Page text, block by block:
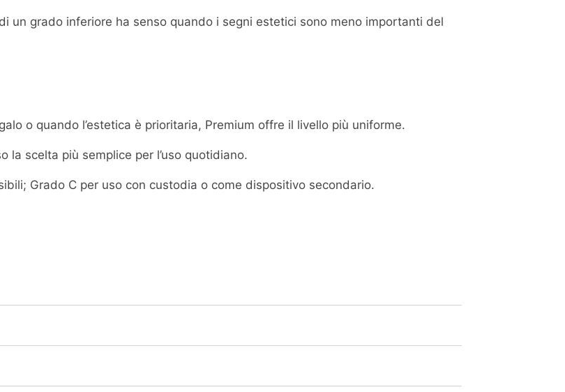
un grado inferiore ha senso quando i segni estetici sono meno importanti del
o quando l’estetica è prioritaria, Premium offre il livello più uniforme.
la scelta più semplice per l’uso quotidiano.
Grado C per uso con custodia o come dispositivo secondario.